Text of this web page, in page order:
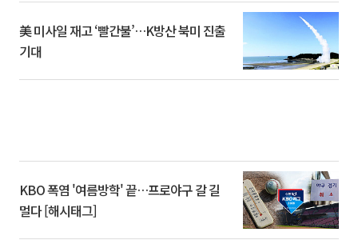
美 미사일 재고 ‘빨간불’…K방산 북미 진출
기대
KBO 폭염 '여름방학' 끝…프로야구 갈 길
멀다 [해시태그]